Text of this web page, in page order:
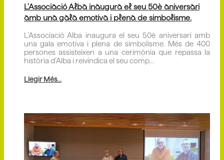
L’Associació Alba inaugura el seu 50è aniversari
amb una gala emotiva i plena de simbolisme.
L’Associació Alba inaugura el seu 50è aniversari amb
una gala emotiva i plena de simbolisme. Més de 400
persones assisteixen a una cerimònia que repassa la
història d’Alba i reivindica el seu comp...
Llegir Més...